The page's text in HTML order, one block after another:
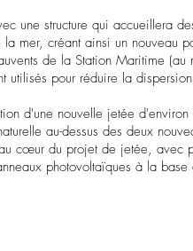
une structure qui accueillera
mer, créant ainsi un nouveau
de la Station Maritime
utilisés pour réduire la
d'une nouvelle jetée
au-dessus des deux
cœur du projet de jetée, avec
photovoltaïques à la